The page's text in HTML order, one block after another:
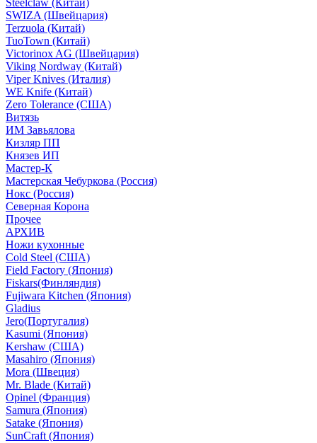
Steelclaw (Китай)
SWIZA (Швейцария)
Terzuola (Китай)
TuoTown (Китай)
Victorinox AG (Швейцария)
Viking Nordway (Китай)
Viper Knives (Италия)
WE Knife (Китай)
Zero Tolerance (США)
Витязь
ИМ Завьялова
Кизляр ПП
Князев ИП
Мастер-К
Мастерская Чебуркова (Россия)
Нокс (Россия)
Северная Корона
Прочее
АРХИВ
Ножи кухонные
Cold Steel (США)
Field Factory (Япония)
Fiskars(Финляндия)
Fujiwara Kitchen (Япония)
Gladius
Jero(Португалия)
Kasumi (Япония)
Kershaw (США)
Masahiro (Япония)
Mora (Швеция)
Mr. Blade (Китай)
Opinel (Франция)
Samura (Япония)
Satake (Япония)
SunCraft (Япония)